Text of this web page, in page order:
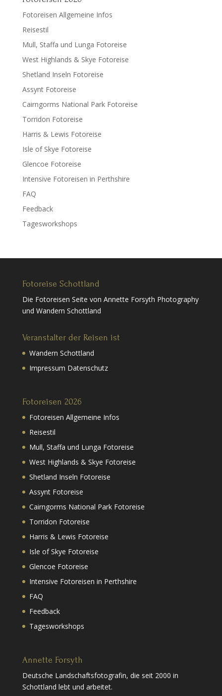
Fotoreisen Allgemeine Infos
Reisestil
Mull, Staffa und Lunga Fotoreise
West Highlands & Skye Fotoreise
Shetland Inseln Fotoreise
Assynt Fotoreise
Cairngorms National Park Fotoreise
Torridon Fotoreise
Harris & Lewis Fotoreise
Isle of Skye Fotoreise
Glencoe Fotoreise
Intensive Fotoreisen in Perthshire
FAQ
Feedback
Tagesworkshops
Fotoreise Schottland
Die Fotoreisen Seite von Annette Forsyth Photography
und Wandern Schottland
Veranstalter der Reisen ist
Wandern Schottland
Impressum Datenschutz
Fotoreisen 2026
Fotoreisen Allgemeine Infos
Reisestil
Mull, Staffa und Lunga Fotoreise
West Highlands & Skye Fotoreise
Shetland Inseln Fotoreise
Assynt Fotoreise
Cairngorms National Park Fotoreise
Torridon Fotoreise
Harris & Lewis Fotoreise
Isle of Skye Fotoreise
Glencoe Fotoreise
Intensive Fotoreisen in Perthshire
FAQ
Feedback
Tagesworkshops
Annette Forsyth
Deutsche Landschaftsfotografin, die seit 2000 in
Schottland lebt und arbeitet.